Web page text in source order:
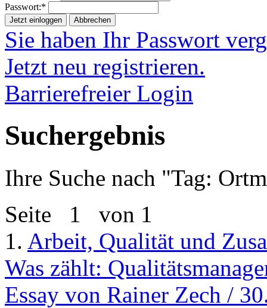
Passwort:*
Jetzt einloggen Abbrechen
Sie haben Ihr Passwort
Jetzt neu registrieren.
Barrierefreier Login
Suchergebnis
Ihre Suche nach "Tag:
Seite 1 von 1
1. Arbeit, Qualität und
Was zählt:
Essay von Rainer Zech /